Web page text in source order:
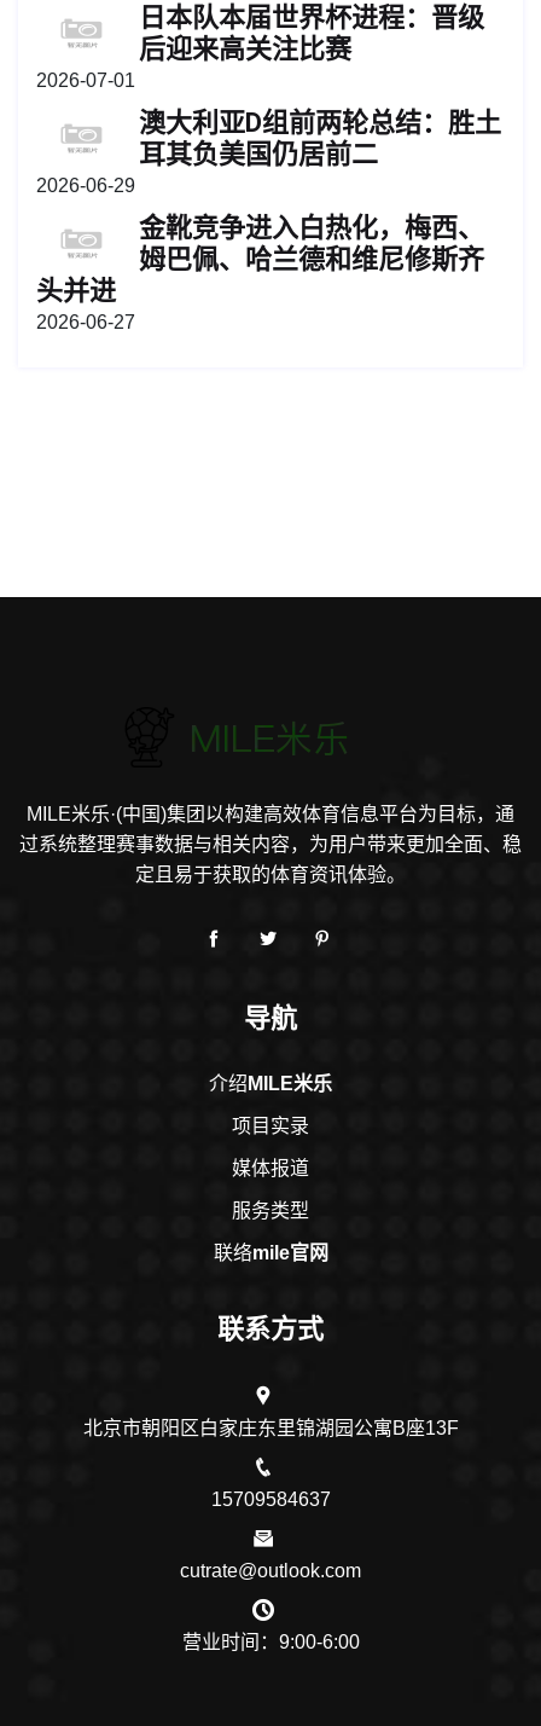
日本队本届世界杯进程：晋级
后迎来高关注比赛
2026-07-01
澳大利亚D组前两轮总结：胜土
耳其负美国仍居前二
2026-06-29
金靴竞争进入白热化，梅西、
姆巴佩、哈兰德和维尼修斯齐
头并进
2026-06-27
MILE米乐·(中国)集团以构建高效体育信息平台为目标，通
过系统整理赛事数据与相关内容，为用户带来更加全面、稳
定且易于获取的体育资讯体验。
导航
介绍 MILE米乐
项目实录
媒体报道
服务类型
联络mile官网
联系方式
北京市朝阳区白家庄东里锦湖园公寓B座13F
15709584637
cutrate@outlook.com
营业时间：9:00-6:00